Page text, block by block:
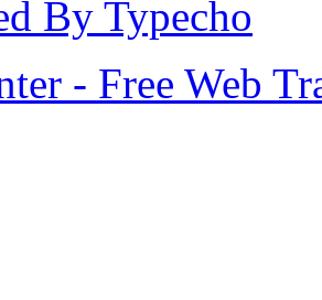
By Typecho